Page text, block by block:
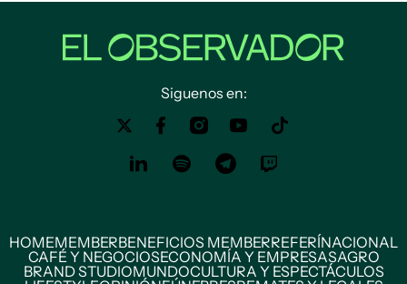
Siguenos en:
HOMEMEMBERBENEFICIOS MEMBERREFERÍNACIONAL
CAFÉ Y NEGOCIOSECONOMÍA Y EMPRESASAGRO
BRAND STUDIOMUNDOCULTURA Y ESPECTÁCULOS